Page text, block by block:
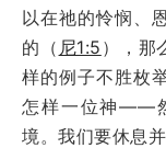
以在祂的怜悯、
的（ 尼1:5 ），那
样的例子不胜枚
怎样一位神——
境。我们要休息